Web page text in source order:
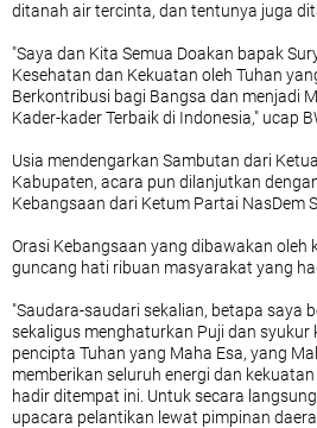
ditanah air tercinta, dan tentunya juga
"Saya dan Kita Semua Doakan bapak
Kesehatan dan Kekuatan oleh Tuhan
Berkontribusi bagi Bangsa dan menjadi
Kader-kader Terbaik di Indonesia," ucap
Usia mendengarkan Sambutan dari
Kabupaten, acara pun dilanjutkan
Kebangsaan dari Ketum Partai NasDem
Orasi Kebangsaan yang dibawakan oleh
guncang hati ribuan masyarakat yang
"Saudara-saudari sekalian, betapa saya
sekaligus menghaturkan Puji dan syukur
pencipta Tuhan yang Maha Esa, yang
memberikan seluruh energi dan
hadir ditempat ini. Untuk secara
upacara pelantikan lewat pimpinan